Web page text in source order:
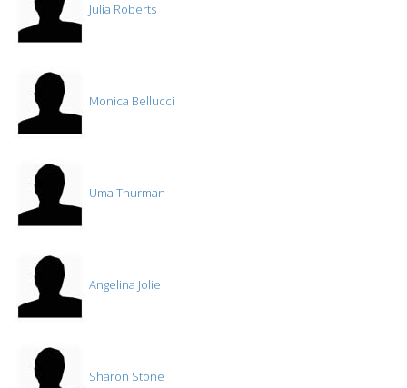
Julia Roberts
Monica Bellucci
Uma Thurman
Angelina Jolie
Sharon Stone